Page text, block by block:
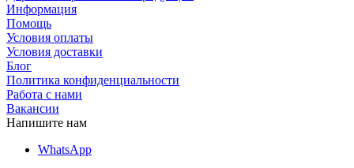
Информация
Помощь
Условия оплаты
Условия доставки
Блог
Политика конфиденциальности
Работа с нами
Вакансии
Напишите нам
WhatsApp